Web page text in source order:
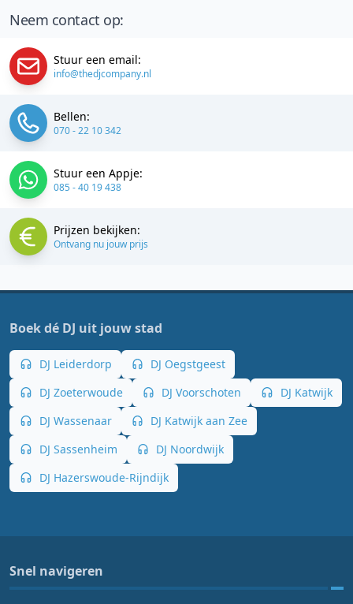
Neem contact op:
Stuur een email:
info@thedjcompany.nl
Bellen:
070 - 22 10 342
Stuur een Appje:
085 - 40 19 438
Prijzen bekijken:
Ontvang nu jouw prijs
Boek dé DJ uit jouw stad
DJ Leiderdorp
DJ Oegstgeest
DJ Zoeterwoude
DJ Voorschoten
DJ Katwijk
DJ Wassenaar
DJ Katwijk aan Zee
DJ Sassenheim
DJ Noordwijk
DJ Hazerswoude-Rijndijk
Snel navigeren